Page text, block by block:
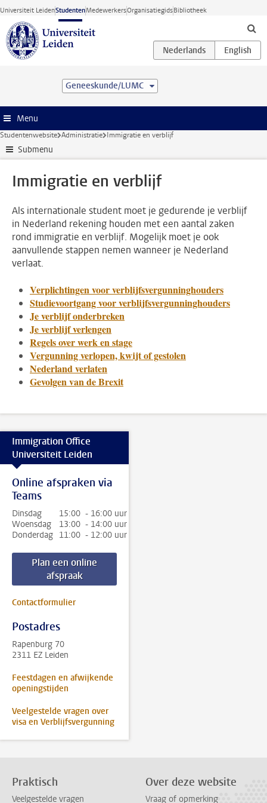
Ga direct naar de inhoud
Universiteit LeidenStudentenMedewerkersOrganisatiegidsBibliotheek
Geneeskunde/LUMC
Menu
Studentenwebsite Administratie Immigratie en verblijf
Submenu
Immigratie en verblijf
Als internationale student moet je gedurende je verblijf
in Nederland rekening houden met een aantal zaken
rond immigratie en verblijf. Mogelijk moet je ook
aanvullende stappen nemen wanneer je Nederland
verlaat.
Verplichtingen voor verblijfsvergunninghouders
Studievoortgang voor verblijfsvergunninghouders
Je verblijf onderbreken
Je verblijf verlengen
Regels over werk en stage
Vergunning verlopen, kwijt of gestolen
Nederland verlaten
Gevolgen van de Brexit
Immigration Office
Universiteit Leiden
Online afspraken via
Teams
Dinsdag
15:00 - 16:00 uur
Woensdag
13:00 - 14:00 uur
Donderdag 11:00 - 12:00 uur
Plan een online
afspraak
Contactformulier
Postadres
Rapenburg 70
2311 EZ Leiden
Feestdagen en afwijkende
openingstijden
Veelgestelde vragen over
visa en Verblijfsvergunning
Praktisch
Veelgestelde vragen
Over deze website
Vraag of opmerking